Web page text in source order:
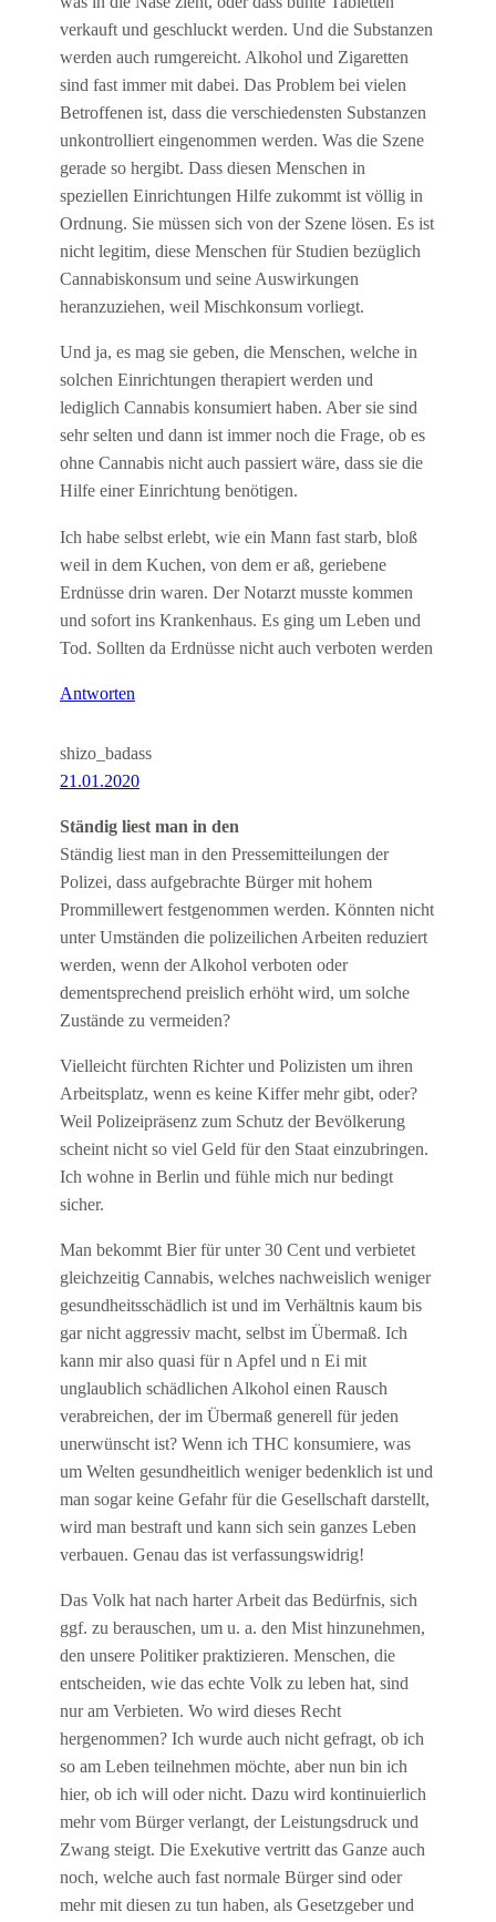
verkauft und geschluckt werden. Und die Substanzen
werden auch rumgereicht. Alkohol und Zigaretten
sind fast immer mit dabei. Das Problem bei vielen
Betroffenen ist, dass die verschiedensten Substanzen
unkontrolliert eingenommen werden. Was die Szene
gerade so hergibt. Dass diesen Menschen in
speziellen Einrichtungen Hilfe zukommt ist völlig in
Ordnung. Sie müssen sich von der Szene lösen. Es ist
nicht legitim, diese Menschen für Studien bezüglich
Cannabiskonsum und seine Auswirkungen
heranzuziehen, weil Mischkonsum vorliegt.
Und ja, es mag sie geben, die Menschen, welche in
solchen Einrichtungen therapiert werden und
lediglich Cannabis konsumiert haben. Aber sie sind
sehr selten und dann ist immer noch die Frage, ob es
ohne Cannabis nicht auch passiert wäre, dass sie die
Hilfe einer Einrichtung benötigen.
Ich habe selbst erlebt, wie ein Mann fast starb, bloß
weil in dem Kuchen, von dem er aß, geriebene
Erdnüsse drin waren. Der Notarzt musste kommen
und sofort ins Krankenhaus. Es ging um Leben und
Tod. Sollten da Erdnüsse nicht auch verboten werden
Antworten
shizo_badass
21.01.2020
Ständig liest man in den
Ständig liest man in den Pressemitteilungen der
Polizei, dass aufgebrachte Bürger mit hohem
Prommillewert festgenommen werden. Könnten nicht
unter Umständen die polizeilichen Arbeiten reduziert
werden, wenn der Alkohol verboten oder
dementsprechend preislich erhöht wird, um solche
Zustände zu vermeiden?
Vielleicht fürchten Richter und Polizisten um ihren
Arbeitsplatz, wenn es keine Kiffer mehr gibt, oder?
Weil Polizeipräsenz zum Schutz der Bevölkerung
scheint nicht so viel Geld für den Staat einzubringen.
Ich wohne in Berlin und fühle mich nur bedingt
sicher.
Man bekommt Bier für unter 30 Cent und verbietet
gleichzeitig Cannabis, welches nachweislich weniger
gesundheitsschädlich ist und im Verhältnis kaum bis
gar nicht aggressiv macht, selbst im Übermaß. Ich
kann mir also quasi für n Apfel und n Ei mit
unglaublich schädlichen Alkohol einen Rausch
verabreichen, der im Übermaß generell für jeden
unerwünscht ist? Wenn ich THC konsumiere, was
um Welten gesundheitlich weniger bedenklich ist und
man sogar keine Gefahr für die Gesellschaft darstellt,
wird man bestraft und kann sich sein ganzes Leben
verbauen. Genau das ist verfassungswidrig!
Das Volk hat nach harter Arbeit das Bedürfnis, sich
ggf. zu berauschen, um u. a. den Mist hinzunehmen,
den unsere Politiker praktizieren. Menschen, die
entscheiden, wie das echte Volk zu leben hat, sind
nur am Verbieten. Wo wird dieses Recht
hergenommen? Ich wurde auch nicht gefragt, ob ich
so am Leben teilnehmen möchte, aber nun bin ich
hier, ob ich will oder nicht. Dazu wird kontinuierlich
mehr vom Bürger verlangt, der Leistungsdruck und
Zwang steigt. Die Exekutive vertritt das Ganze auch
noch, welche auch fast normale Bürger sind oder
mehr mit diesen zu tun haben, als Gesetzgeber und